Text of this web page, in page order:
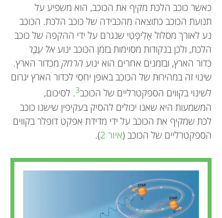
כאשר כוכב הלכת מקיף את הכוכב, הוא משפיע על
תנועת הכוכב כתוצאה מהכּבידה של כוכב הלכת. הכוכב
נע לאורך מסלול אֶלִיפְּטִי שנגרם על ידי ההקפה של כוכב
הלכת, ולכן בנקודות מסוימות בזמן הכוכב ינועאל עֵבֶר
כדור הארץ, ובזמנים אחרים הוא ינוע הרחקמכדור הארץ.
שינוי זה במהירוּת של הכוכב באופן יחסי לכדור הארץ יגרום
לשינוי בקווים הספקטרליים של הכוכב3. לסיכום,
המשמעות היא שאנו יכולים להסיק בעקיפין שישנו כוכב
לכת שמקיף את הכוכב על ידי מדידת אפקט דופלר בקווים
הספקטרליים של הכוכב (איור 2 ).